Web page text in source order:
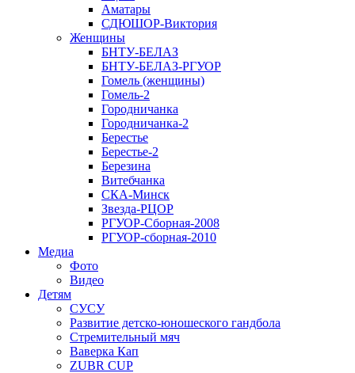
Аматары
СДЮШОР-Виктория
Женщины
БНТУ-БЕЛАЗ
БНТУ-БЕЛАЗ-РГУОР
Гомель (женщины)
Гомель-2
Городничанка
Городничанка-2
Берестье
Берестье-2
Березина
Витебчанка
СКА-Минск
Звезда-РЦОР
РГУОР-Сборная-2008
РГУОР-сборная-2010
Медиа
Фото
Видео
Детям
СУСУ
Развитие детско-юношеского гандбола
Стремительный мяч
Ваверка Кап
ZUBR CUP